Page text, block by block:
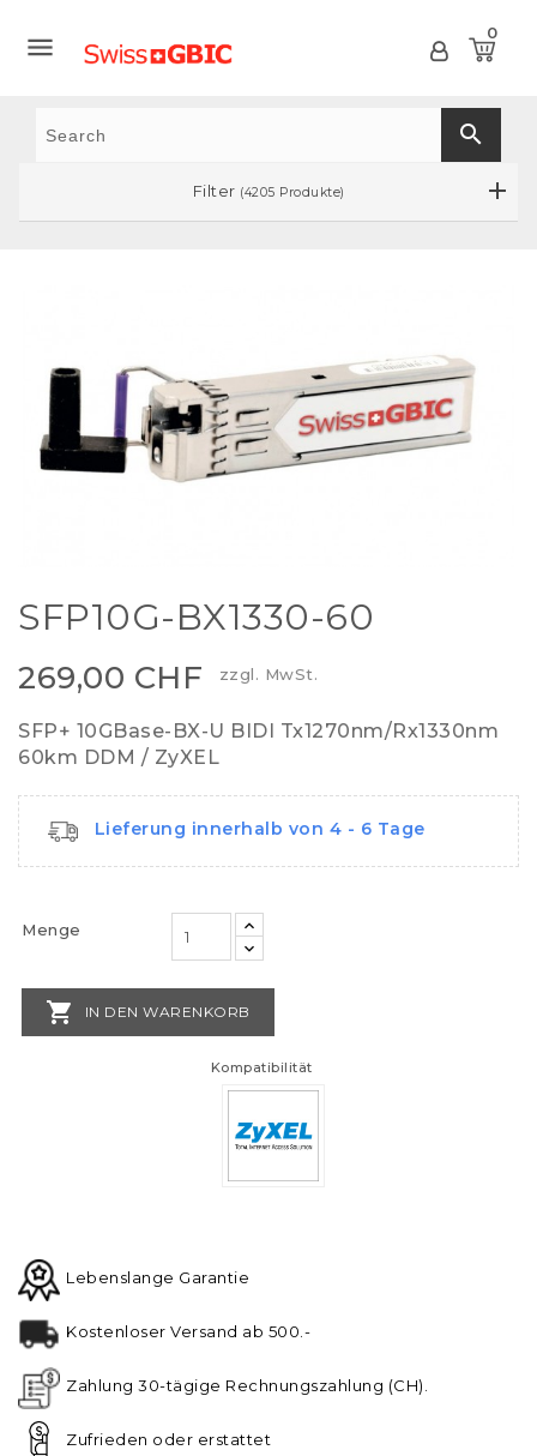
 0
search
Filter (4205 Produkte)
SFP10G-BX1330-60
269,00 CHF zzgl. MwSt.
SFP+ 10GBase-BX-U BIDI Tx1270nm/Rx1330nm
60km DDM / ZyXEL
Lieferung innerhalb von 4 - 6 Tage
Menge
 IN DEN WARENKORB
Kompatibilität
Lebenslange Garantie
Kostenloser Versand ab 500.-
Zahlung 30-tägige Rechnungszahlung (CH).
Zufrieden oder erstattet